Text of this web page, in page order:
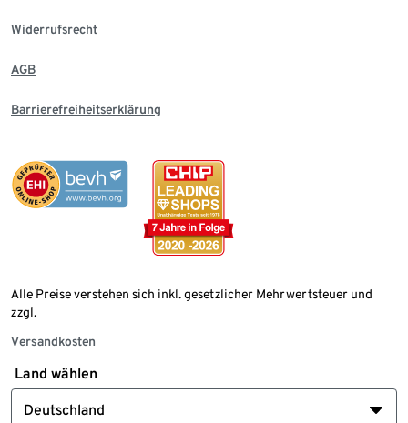
Widerrufsrecht
AGB
Barrierefreiheitserklärung
Alle Preise verstehen sich inkl. gesetzlicher Mehrwertsteuer und
zzgl.
Versandkosten
Land wählen
Deutschland